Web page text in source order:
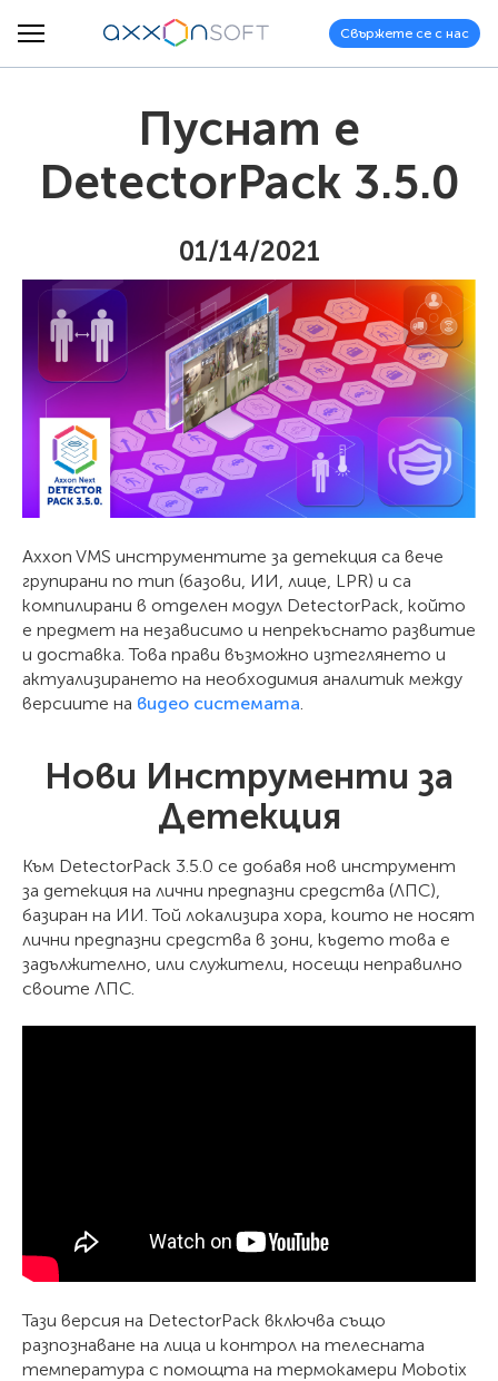
Свържете се с нас
Пуснат е
DetectorPack 3.5.0
01/14/2021
Axxon VMS инструментите за детекция са вече
групирани по тип (базови, ИИ, лице, LPR) и са
компилирани в отделен модул DetectorPack, който
е предмет на независимо и непрекъснато развитие
и доставка. Това прави възможно изтеглянето и
актуализирането на необходимия аналитик между
версиите на видео системата.
Нови Инструменти за
Детекция
Към DetectorPack 3.5.0 се добавя нов инструмент
за детекция на лични предпазни средства (ЛПС),
базиран на ИИ. Той локализира хора, които не носят
лични предпазни средства в зони, където това е
задължително, или служители, носещи неправилно
своите ЛПС.
Тази версия на DetectorPack включва също
разпознаване на лица и контрол на телесната
температура с помощта на термокамери Mobotix